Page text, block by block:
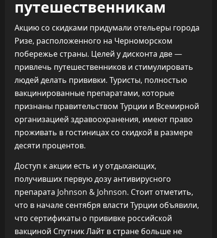
путешественникам
Акцию со скидками придумали отельеры города
Ризе, расположенного на Черноморском
побережье страны. Целей у дисконта две —
привлечь путешественников и стимулировать
людей делать прививки. Туристы, полностью
вакцинированные препаратами, которые
признаны правительством Турции и Всемирной
организацией здравоохранения, имеют право
проживать в гостиницах со скидкой в размере
десяти процентов.
Доступ к акции есть и у отдыхающих,
получивших первую дозу антивирусного
препарата Johnson & Johnson. Стоит отметить,
что в начале сентября власти Турции объявили,
что сертификаты о прививке российской
вакциной Спутник Лайт в стране больше не